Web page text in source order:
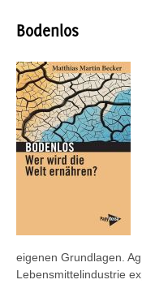
Bodenlos
eigenen Grundlagen.
Lebensmittelindustrie